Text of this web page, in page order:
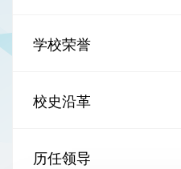
学校荣誉
校史沿革
历任领导